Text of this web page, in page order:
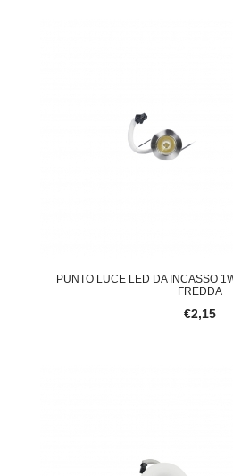
PUNTO LUCE LED DA INCASSO
FREDDA
€2,15